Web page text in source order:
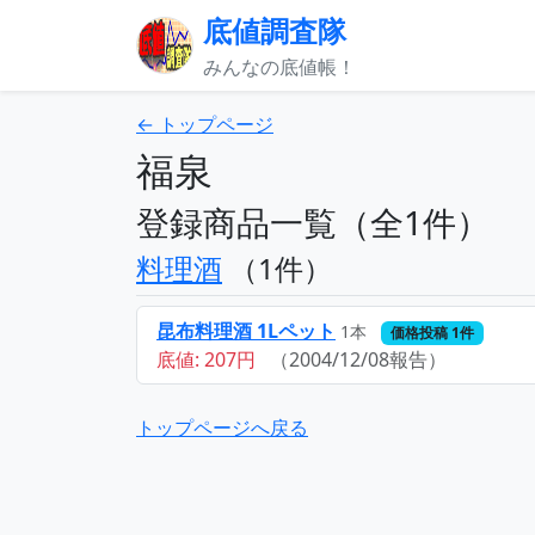
底値調査隊
みんなの底値帳！
← トップページ
福泉
登録商品一覧（全1件）
料理酒 （1件）
昆布料理酒 1Lペット 1本 価格投稿 1件
底値: 207円 （2004/12/08報告）
トップページへ戻る